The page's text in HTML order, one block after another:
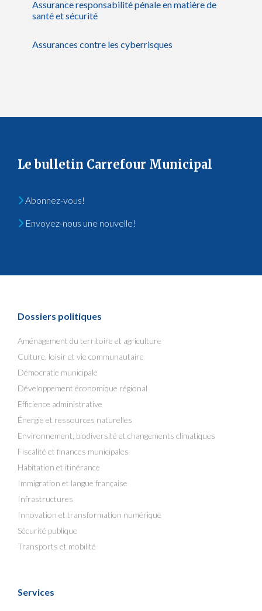
Assurance responsabilité pénale en matière de
santé et sécurité
Assurances contre les cyberrisques
Le bulletin Carrefour Municipal
Abonnez-vous!
Envoyez-nous une nouvelle!
Dossiers politiques
Aménagement du territoire et agriculture
Culture, loisir et vie communautaire
Démocratie municipale
Développement économique régional
Efficience administrative
Énergie et ressources naturelles
Environnement, biodiversité et changements climatiques
Fiscalité et finances municipales
Habitation et itinérance
Immigration et langue française
Infrastructures
Innovation et transformation numérique
Sécurité publique
Transports et mobilité
Services